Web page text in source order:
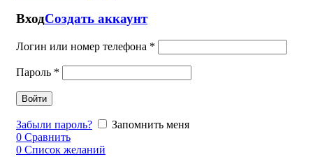
ВходСоздать аккаунт
Логин или номер телефона *
Пароль *
Войти
Забыли пароль?
Запомнить меня
0 Сравнить
0 Список желаний